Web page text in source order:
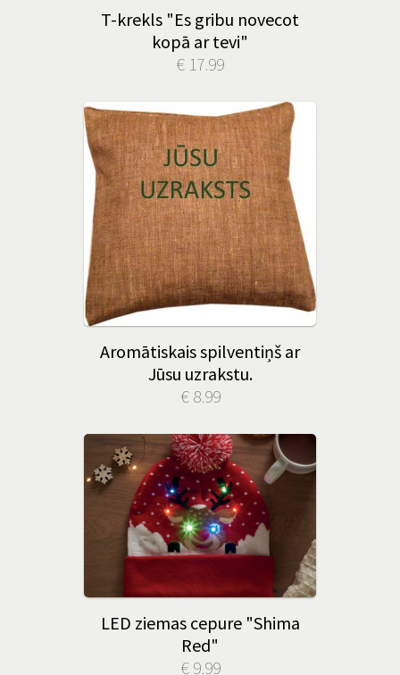
T-krekls "Es gribu novecot
kopā ar tevi"
€ 17.99
Aromātiskais spilventiņš ar
Jūsu uzrakstu.
€ 8.99
LED ziemas cepure "Shima
Red"
€ 9.99